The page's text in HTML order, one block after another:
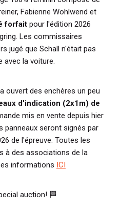
Fabienne Wohlwend et
forfait pour l'édition 2026
Les commissaires
jugé que Schall n'était pas
avec la voiture.
ouvert des enchères un peu
d'indication (2x1m) de
mis en vente depuis hier
panneaux seront signés par
de l'épreuve. Toutes les
à des associations de la
informations ICI
auction! 🏁